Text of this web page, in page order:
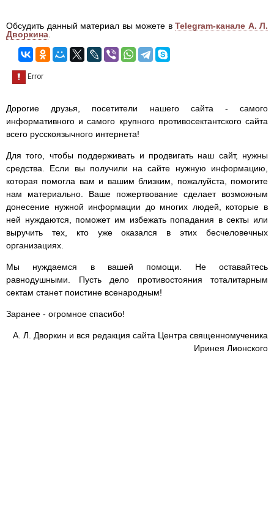
Обсудить данный материал вы можете в Telegram-канале А. Л.
Дворкина
Дорогие друзья, посетители нашего сайта - самого
информативного и самого крупного противосектантского сайта
всего русскоязычного интернета!
Для того, чтобы поддерживать и продвигать наш сайт, нужны
средства. Если вы получили на сайте нужную информацию,
которая помогла вам и вашим близким, пожалуйста, помогите
нам материально. Ваше пожертвование сделает возможным
донесение нужной информации до многих людей, которые в
ней нуждаются, поможет им избежать попадания в секты или
выручить тех, кто уже оказался в этих бесчеловечных
организациях.
Мы нуждаемся в вашей помощи. Не оставайтесь
равнодушными. Пусть дело противостояния тоталитарным
сектам станет поистине всенародным!
Заранее - огромное спасибо!
А. Л. Дворкин и вся редакция сайта Центра священномученика
Иринея Лионского